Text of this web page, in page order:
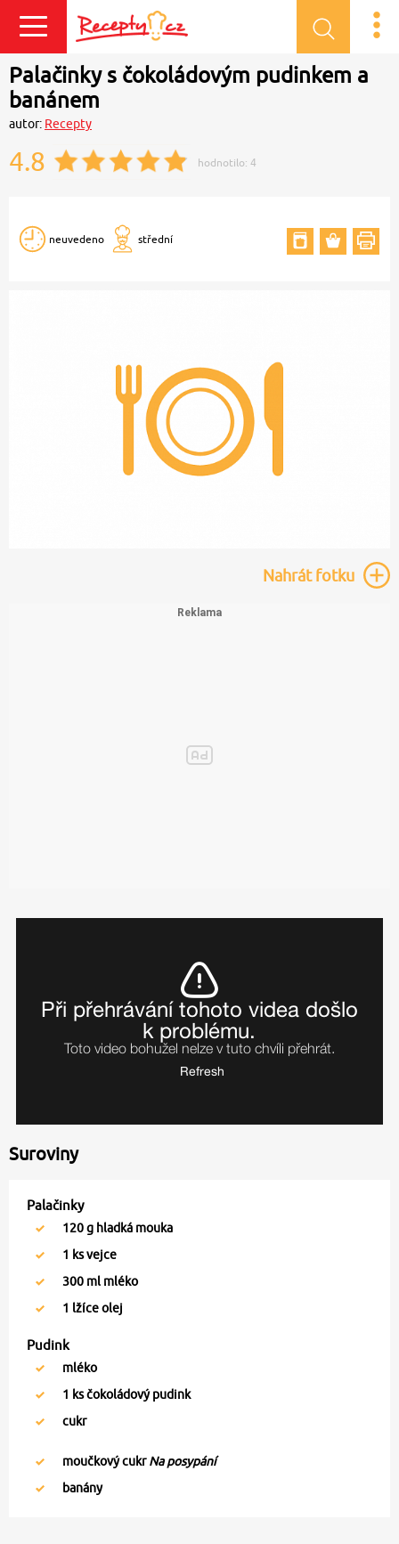
Přihlásit se
Palačinky s čokoládovým pudinkem a
banánem
autor: Recepty
4.8 hodnotilo: 4
neuvedeno střední
Nahrátfotku
Suroviny
Palačinky
120g hladká mouka
1 ks vejce
300 ml mléko
1 lžíce olej
Pudink
mléko
1 ks čokoládový pudink
cukr
moučkový cukrNa posypání
banány